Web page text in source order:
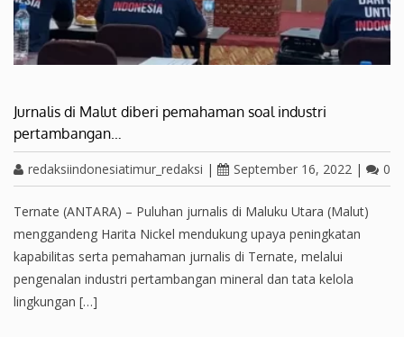
Jurnalis di Malut diberi pemahaman soal industri
pertambangan…
redaksiindonesiatimur_redaksi | September 16, 2022 | 0
Ternate (ANTARA) – Puluhan jurnalis di Maluku Utara (Malut)
menggandeng Harita Nickel mendukung upaya peningkatan
kapabilitas serta pemahaman jurnalis di Ternate, melalui
pengenalan industri pertambangan mineral dan tata kelola
lingkungan […]